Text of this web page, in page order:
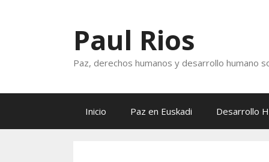
Paul Rios
Paz, derechos humanos y desarrollo humano
Inicio Paz en Euskadi Desarrollo